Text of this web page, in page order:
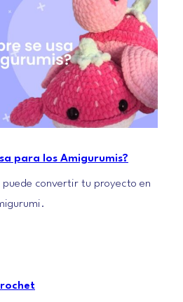
para los Amigurumis?
puede convertir tu proyecto en